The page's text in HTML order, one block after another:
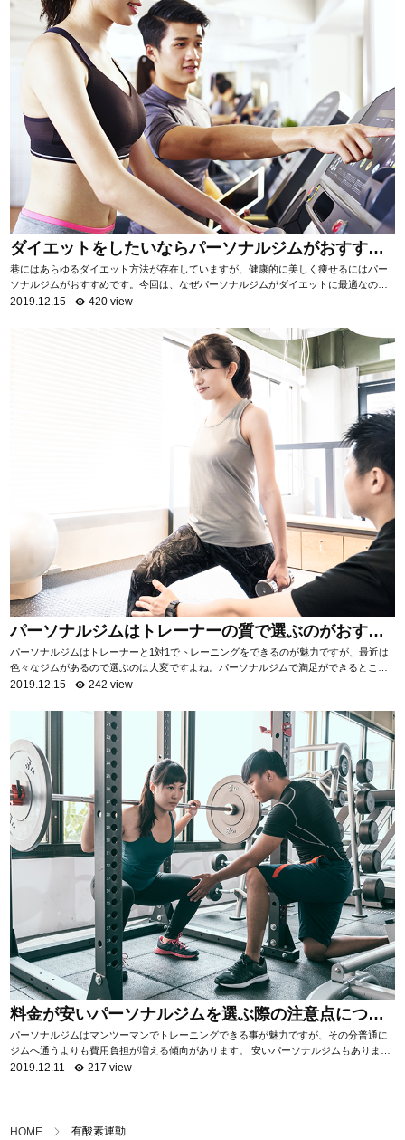
ダイエットをしたいならパーソナルジムがおすす
め！
巷にはあらゆるダイエット方法が存在していますが、健康的に美しく痩せるにはパー
ソナルジムがおすすめです。今回は、なぜパーソナルジムがダイエットに最適なのか
を項目ごとに分けて、詳しく解説いたします。 自...
2019.12.15 420 view
パーソナルジムはトレーナーの質で選ぶのがおすす
め！
パーソナルジムはトレーナーと1対1でトレーニングをできるのが魅力ですが、最近は
色々なジムがあるので選ぶのは大変ですよね。パーソナルジムで満足ができるところ
を選ぶためには「トレーナーの質を知る」ことがお...
2019.12.15 242 view
料金が安いパーソナルジムを選ぶ際の注意点につい
て
パーソナルジムはマンツーマンでトレーニングできる事が魅力ですが、その分普通に
ジムへ通うよりも費用負担が増える傾向があります。 安いパーソナルジムもあります
が、サービス内容はジムによって様々。 ...
2019.12.11 217 view
HOME 有酸素運動